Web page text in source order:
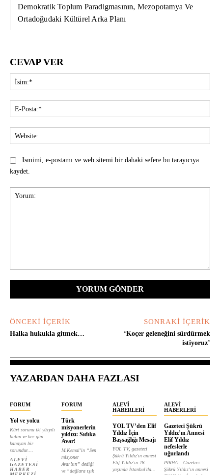
Demokratik Toplum Paradigmasının, Mezopotamya Ve
Ortadoğudaki Kültürel Arka Planı
CEVAP VER
Ismimi, e-postamı ve web sitemi bir dahaki sefere bu tarayıcıya
kaydet.
ÖNCEKI İÇERIK
Halka hukukla gitmek…
SONRAKI İÇERIK
‘Koçer geleneğini sürdürmek
istiyoruz’
YAZARDAN DAHA FAZLASI
FORUM
Yol ve yolcu
Kürt sorunu iki yüzyılı
bulan ve her gün
kanayan bir
sorundur....
ALEVI
GAZETESI
HABER
FORUM
Türk
misyonerlerin
yıldızı: Sıdıka
Avar!
M.Kemal’in “Sen
misyoner
Avar’sın” dediği
ve “dağlara ışık
ALEVI
HABERLERI
YOL TV’den Elif
Yıldız İçin
Başsağlığı Mesajı
YOL TV, gazeteci
Şükrü Yıldız'ın annesi
Elif Yıldız'ın 78
yaşında İstanbul'da...
ALEVI
HABERLERI
Gazeteci Şükrü
Yıldız’ın Annesi
Elif Yıldız
nefeslerle
uğurlandı
PİRHA – Gazeteci
Şükrü Yıldız’ın annesi